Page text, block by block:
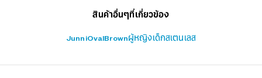
สินค้าอื่นๆที่เกี่ยวข้อง
JunniOval Brownผู้หญิงเด็กสเตนเลส